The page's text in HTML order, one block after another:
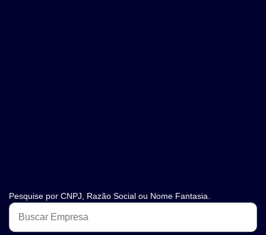
Pesquise por CNPJ, Razão Social ou Nome Fantasia.